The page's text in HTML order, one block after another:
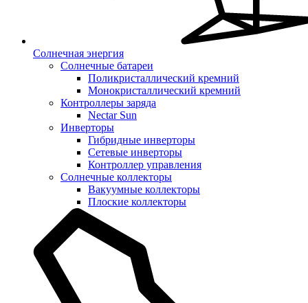
Солнечная энергия
Солнечные батареи
Поликристаллический кремний
Монокристаллический кремний
Контроллеры заряда
Nectar Sun
Инверторы
Гибридные инверторы
Сетевые инверторы
Контроллер управления
Солнечные коллекторы
Вакуумные коллекторы
Плоские коллекторы